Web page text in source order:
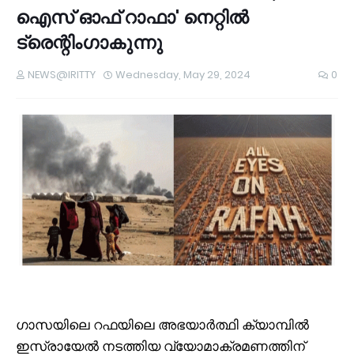
ഐസ് ഓഫ് റാഫാ' നെറ്റില്‍
ട്രെന്റിംഗാകുന്നു
NEWS@IRITTY Wednesday, May 29, 2024 0
ഗാസയിലെ റഫയിലെ അഭയാര്‍ത്ഥി ക്യാമ്പില്‍
ഇസ്രായേല്‍ നടത്തിയ വ്യോമാക്രമണത്തിന്